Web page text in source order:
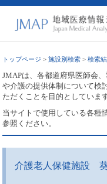
トップページ >施設別検索 >検索
JMAPは、各都道府県医師会
や介護の提供体制について検
ただくことを目的としています
当サイトで使用している各種
参照ください。
介護老人保健施設